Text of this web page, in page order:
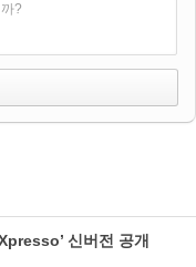
?
신버전 공개